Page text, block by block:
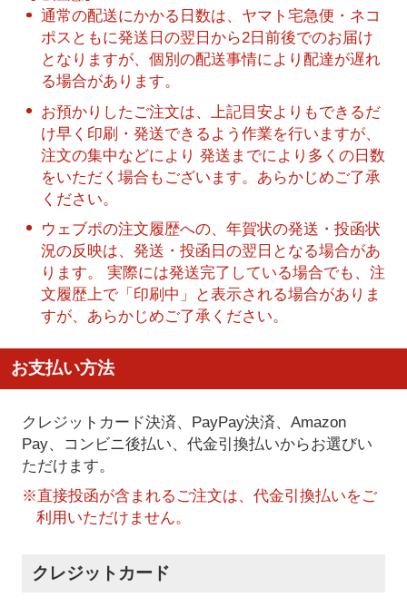
通常の配送にかかる日数は、ヤマト宅急便・ネコ
ポスともに発送日の翌日から2日前後でのお届け
となりますが、個別の配送事情により配達が遅れ
る場合があります。
お預かりしたご注文は、上記目安よりもできるだ
け早く印刷・発送できるよう作業を行いますが、
注文の集中などにより 発送までにより多くの日数
をいただく場合もございます。あらかじめご了承
ください。
ウェブポの注文履歴への、年賀状の発送・投函状
況の反映は、発送・投函日の翌日となる場合があ
ります。 実際には発送完了している場合でも、注
文履歴上で「印刷中」と表示される場合がありま
すが、あらかじめご了承ください。
お支払い方法
クレジットカード決済、PayPay決済、Amazon
Pay、コンビニ後払い、代金引換払いからお選びい
ただけます。
※直接投函が含まれるご注文は、代金引換払いをご
利用いただけません。
クレジットカード